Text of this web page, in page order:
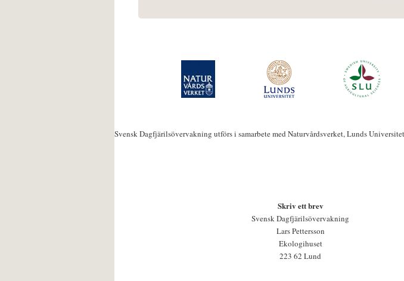
Svensk Dagfjärilsövervakning utförs i samarbete med Naturvårdsverket, Lunds
Skriv ett brev
Svensk Dagfjärilsövervakning
Lars Pettersson
Ekologihuset
223 62 Lund